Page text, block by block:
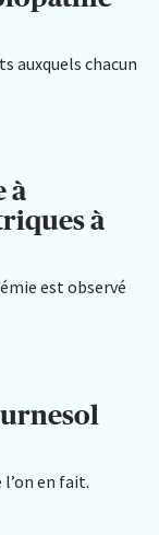
auxquels chacun
à
à
est observé
l’on en fait.